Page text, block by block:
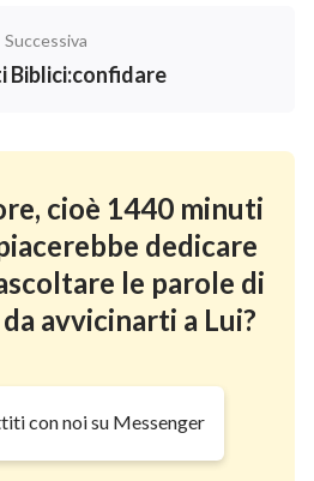
Successiva
Biblici:confidare
cioè 1440 minuti
dedicare
le parole di
avvicinarti a Lui?
con noi su Messenger